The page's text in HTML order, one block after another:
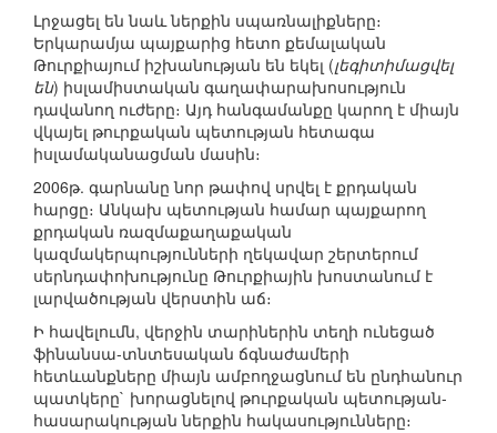
Լրջացել են նաև ներքին սպառնալիքները։
Երկարամյա պայքարից հետո քեմալական
Թուրքիայում իշխանության են եկել (լեգիտիմացվել
են) իսլամիստական գաղափարախոսություն
դավանող ուժերը։ Այդ հանգամանքը կարող է միայն
վկայել թուրքական պետության հետագա
իսլամականացման մասին։
2006թ. գարնանը նոր թափով սրվել է քրդական
հարցը։ Անկախ պետության համար պայքարող
քրդական ռազմաքաղաքական
կազմակերպությունների ղեկավար շերտերում
սերնդափոխությունը Թուրքիային խոստանում է
լարվածության վերստին աճ։
Ի հավելումն, վերջին տարիներին տեղի ունեցած
ֆինանսա-տնտեսական ճգնաժամերի
հետևանքները միայն ամբողջացնում են ընդհանուր
պատկերը` խորացնելով թուրքական պետության-
հասարակության ներքին հակասությունները։